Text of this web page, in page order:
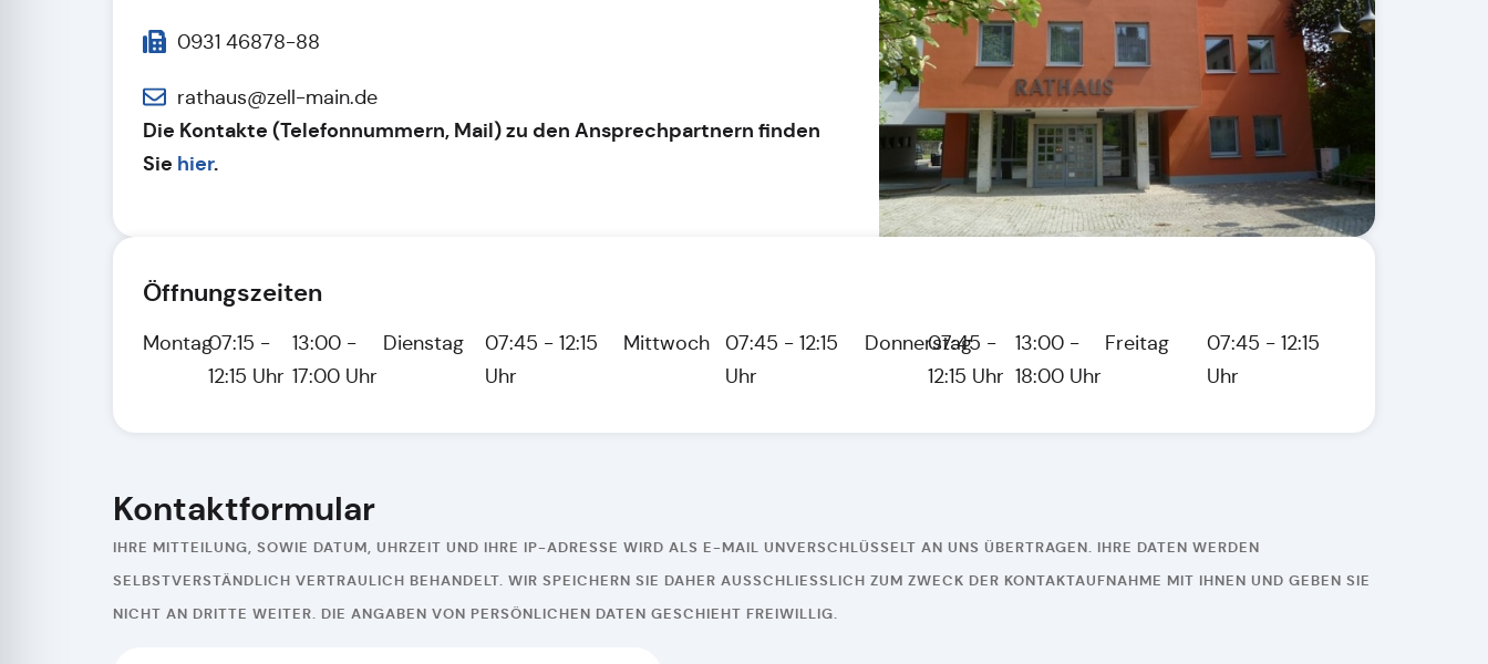
0931 46878-88
rathaus@zell-main.de
Die Kontakte (Telefonnummern, Mail) zu den Ansprechpartnern finden
Sie hier.
Öffnungszeiten
Montag07:15 -
12:15 Uhr
13:00 -
17:00 Uhr
Dienstag
07:45 - 12:15
Uhr
Mittwoch
07:45 - 12:15
Uhr
Donnerstag
07:45 -
12:15 Uhr
13:00 -
18:00 Uhr
Freitag
07:45 - 12:15
Uhr
Kontaktformular
IHRE MITTEILUNG, SOWIE DATUM, UHRZEIT UND IHRE IP-ADRESSE WIRD ALS E-MAIL UNVERSCHLÜSSELT AN UNS ÜBERTRAGEN. IHRE DATEN WERDEN
SELBSTVERSTÄNDLICH VERTRAULICH BEHANDELT. WIR SPEICHERN SIE DAHER AUSSCHLIESSLICH ZUM ZWECK DER KONTAKTAUFNAHME MIT IHNEN UND GEBEN SIE N
ICHT AN DRITTE WEITER. DIE ANGABEN VON PERSÖNLICHEN DATEN GESCHIEHT FREIWILLIG.